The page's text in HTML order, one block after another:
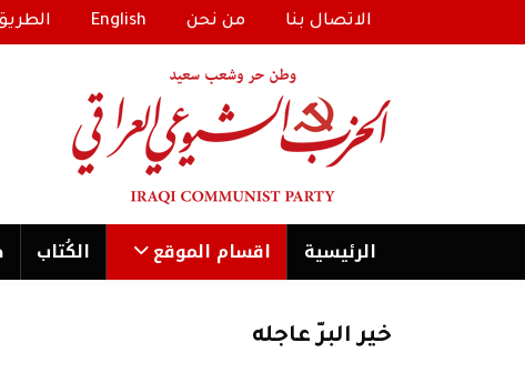
الاتصال بنا من نحن English
الرئیسية اقسام الموقع الكُتاب
خير البرّ عاجله